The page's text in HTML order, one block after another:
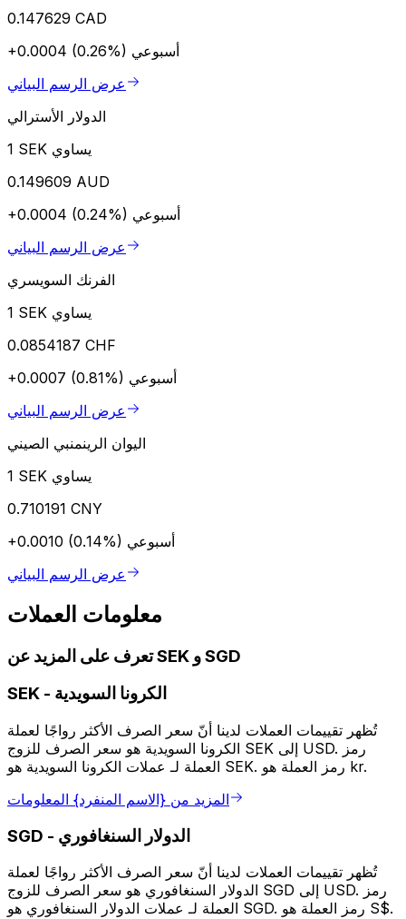
0.147629 CAD
+0.0004 (0.26%) أسبوعي
عرض الرسم البياني
الدولار الأسترالي
1 SEK يساوي
0.149609 AUD
+0.0004 (0.24%) أسبوعي
عرض الرسم البياني
الفرنك السويسري
1 SEK يساوي
0.0854187 CHF
+0.0007 (0.81%) أسبوعي
عرض الرسم البياني
اليوان الرينمنبي الصيني
1 SEK يساوي
0.710191 CNY
+0.0010 (0.14%) أسبوعي
عرض الرسم البياني
معلومات العملات
تعرف على المزيد عن SEK و SGD
SEK - الكرونا السويدية
تُظهر تقييمات العملات لدينا أنّ سعر الصرف الأكثر رواجًا لعملة
الكرونا السويدية هو سعر الصرف للزوج SEK إلى USD. رمز
العملة لـ عملات الكرونا السويدية هو SEK. رمز العملة هو kr.
المزيد من {الاسم المنفرد} المعلومات
SGD - الدولار السنغافوري
تُظهر تقييمات العملات لدينا أنّ سعر الصرف الأكثر رواجًا لعملة
الدولار السنغافوري هو سعر الصرف للزوج SGD إلى USD. رمز
العملة لـ عملات الدولار السنغافوري هو SGD. رمز العملة هو S$.